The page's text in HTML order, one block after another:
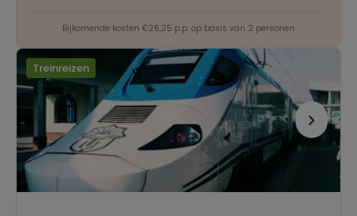
Bijkomende kosten €26,25 p.p. op basis van 2 personen
Treinreizen